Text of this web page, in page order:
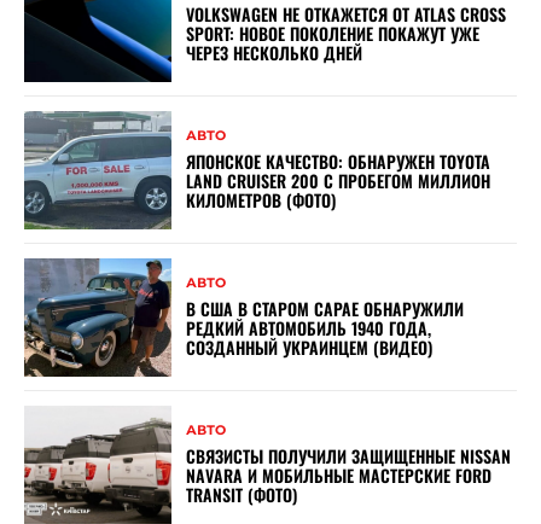
VOLKSWAGEN НЕ ОТКАЖЕТСЯ ОТ ATLAS CROSS
SPORT: НОВОЕ ПОКОЛЕНИЕ ПОКАЖУТ УЖЕ
ЧЕРЕЗ НЕСКОЛЬКО ДНЕЙ
АВТО
ЯПОНСКОЕ КАЧЕСТВО: ОБНАРУЖЕН TOYOTA
LAND CRUISER 200 С ПРОБЕГОМ МИЛЛИОН
КИЛОМЕТРОВ (ФОТО)
АВТО
В США В СТАРОМ САРАЕ ОБНАРУЖИЛИ
РЕДКИЙ АВТОМОБИЛЬ 1940 ГОДА,
СОЗДАННЫЙ УКРАИНЦЕМ (ВИДЕО)
АВТО
СВЯЗИСТЫ ПОЛУЧИЛИ ЗАЩИЩЕННЫЕ NISSAN
NAVARA И МОБИЛЬНЫЕ МАСТЕРСКИЕ FORD
TRANSIT (ФОТО)